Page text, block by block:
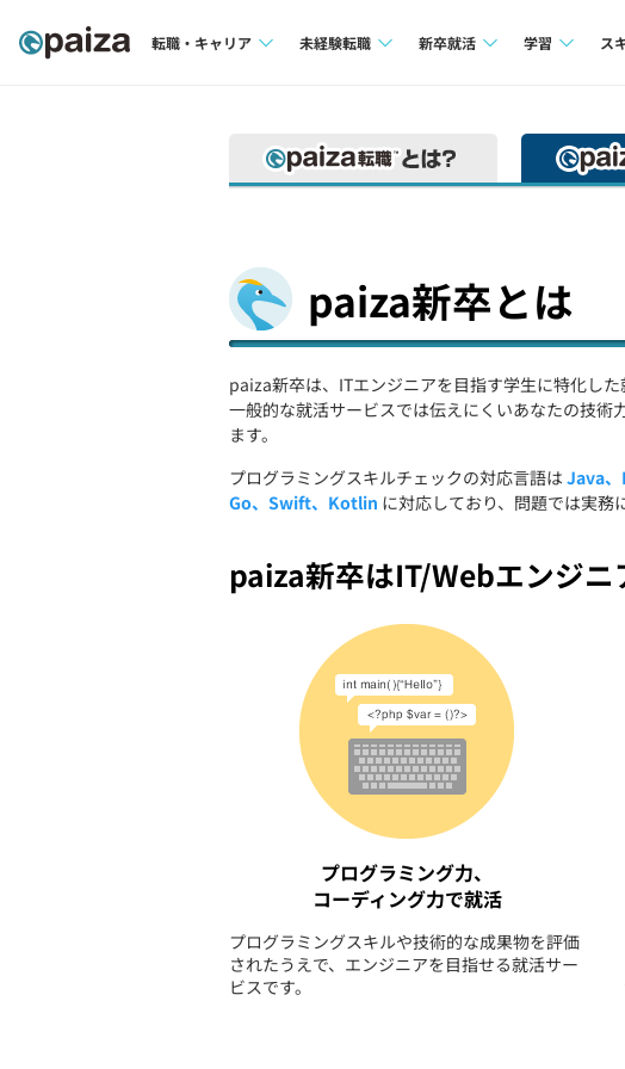
転職・キャリア
転職エージェント
未経験転職
インタビュー
新卒就活
インターン
イベント・セミナー
就活成功ガイド
学習
問題集
リファレンス
プラン
個人向けプ
法人向けプ
学校向けプ
契約内容・
ス
paiza新卒とは
paiza新卒は、ITエンジニアを目指す学生に特化した
一般的な就活サービスでは伝えにくいあなたの技
ます。
プログラミングスキルチェックの対応言語は Java
Go、Swift、Kotlin に対応しており、問題では実務
paiza新卒はIT/Webエンジ
プログラミング力、
コーディング力で就活
プログラミングスキルや技術的な成果物を評価
されたうえで、エンジニアを目指せる就活サー
ビスです。